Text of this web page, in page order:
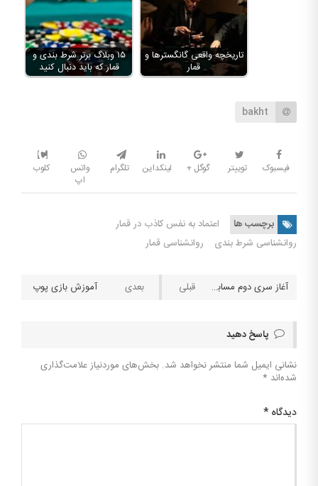
۱۵ وبلاگ برتر شرط بندی و
قمار که باید دنبال کنید
تاریخچه واقعی گانگسترها و
قمار
bakht
فیسبوک توییتر گوگل + لینکداین تلگرام
واتس
اپ
کلوب
برچسب ها
اعتماد به نفس کاذب در قمار
روانشناسی شرط بندی
روانشناسی قمار
آغاز سری دوم مسابقه لیگ برترین تیپستر ایران با جوایز میلیونی + لینک ثبت نام آموزش بازی پوپ
پاسخ دهید
نشانی ایمیل شما منتشر نخواهد شد. بخش‌های موردنیاز علامت‌گذاری
شده‌اند *
دیدگاه *